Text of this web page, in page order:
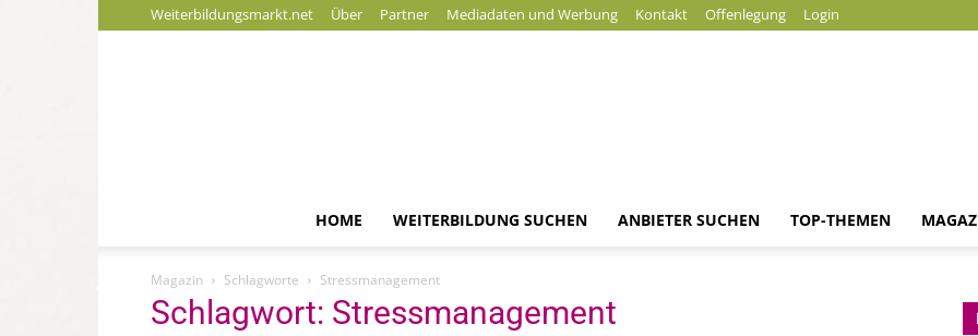
Weiterbildungsmarkt.net Über Partner Mediadaten und Werbung Kontakt Offenlegung Login
HOME WEITERBILDUNG SUCHEN ANBIETER SUCHEN TOP-THEMEN
Magazin Schlagworte Stressmanagement
Schlagwort: Stressmanagement